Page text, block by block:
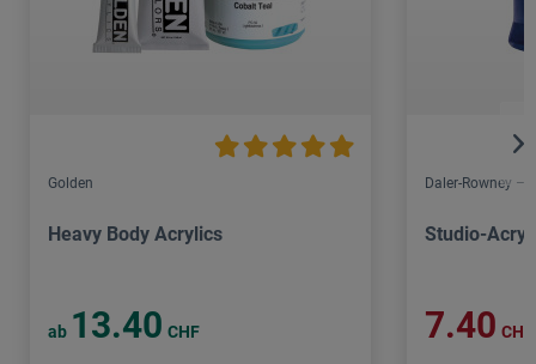
Golden
Heavy Body Acrylics
ab 13.40 CHF
Daler-Rowney –
Studio-
7.40 CHF